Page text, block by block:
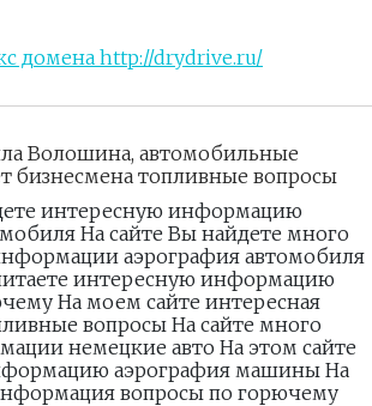
Волошина, автомобильные
бизнесмена топливные вопросы
интересную информацию
На сайте Вы найдете много
аэрография автомобиля
интересную информацию
На моем сайте интересная
вопросы На сайте много
немецкие авто На этом сайте
аэрография машины На
вопросы по горючему